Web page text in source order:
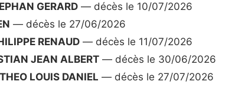
GERARD — décès le 10/07/2026
— décès le 27/06/2026
RENAUD — décès le 11/07/2026
JEAN ALBERT — décès le 30/06/2026
LOUIS DANIEL — décès le 27/07/2026